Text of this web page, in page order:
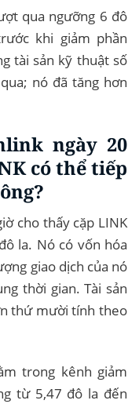
qua ngưỡng 6 đô
khi giảm phần
tài sản kỹ thuật số
nó đã tăng hơn
ngày 20
có thể tiếp
cho thấy cặp LINK
la. Nó có vốn hóa
giao dịch của nó
thời gian. Tài sản
thứ mười tính theo
trong kênh giảm
từ 5,47 đô la đến